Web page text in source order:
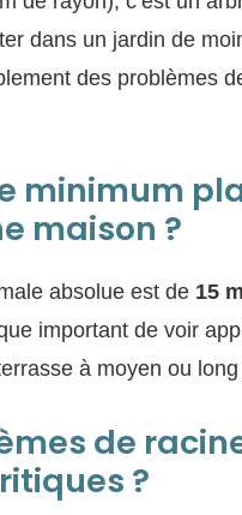
dans un jardin de
des problèmes
minimum
maison ?
absolue est de 15
important de voir
à moyen ou
de
?